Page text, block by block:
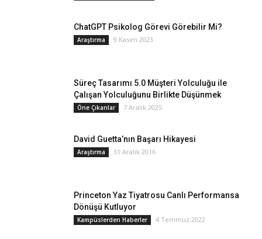
ChatGPT Psikolog Görevi Görebilir Mi?
Araştırma 9 Kasım 2023
Süreç Tasarımı 5.0 Müşteri Yolculuğu ile
Çalışan Yolculuğunu Birlikte Düşünmek
Öne Çıkanlar 7 Aralık 2025
David Guetta’nın Başarı Hikayesi
Araştırma 31 Aralık 2016
Princeton Yaz Tiyatrosu Canlı Performansa
Dönüşü Kutluyor
Kampüslerden Haberler 4 Temmuz 2022